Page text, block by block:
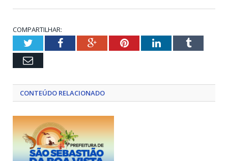
COMPARTILHAR:
TwitterFacebookGoogle+PinterestLinkedInTumblr
Email
CONTEÚDO RELACIONADO